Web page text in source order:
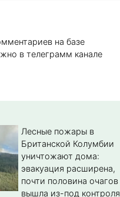
на базе
в телеграмм канале
Лесные пожары в
Британской Колумбии
уничтожают дома:
эвакуация расширена,
почти половина очагов
вышла из-под контроля